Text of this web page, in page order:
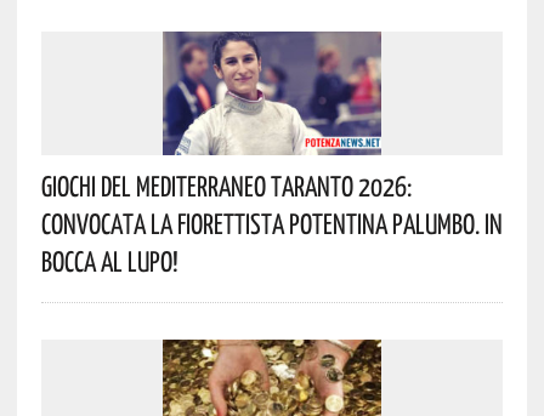
Giochi Del Mediterraneo Taranto 2026:
Convocata La Fiorettista Potentina Palumbo. In
Bocca Al Lupo!